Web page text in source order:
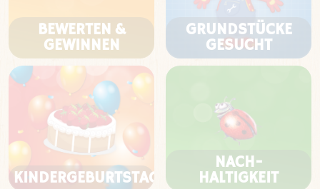
BEWERTEN &
GEWINNEN
GRUNDSTÜCKE
GESUCHT
KINDERGEBURTSTAG
NACH-
HALTIGKEIT